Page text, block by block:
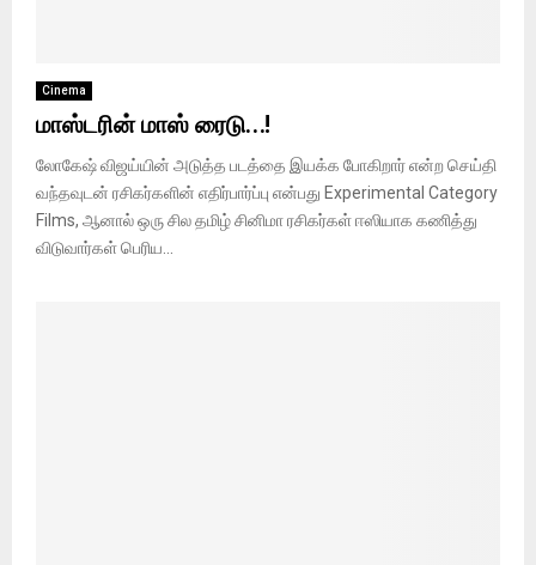
Cinema
மாஸ்டரின் மாஸ் ரைடு…!
லோகேஷ் விஜய்யின் அடுத்த படத்தை இயக்க போகிறார் என்ற செய்தி
வந்தவுடன் ரசிகர்களின் எதிர்பார்ப்பு என்பது Experimental Category
Films, ஆனால் ஒரு சில தமிழ் சினிமா ரசிகர்கள் ஈஸியாக கணித்து
விடுவார்கள் பெரிய...